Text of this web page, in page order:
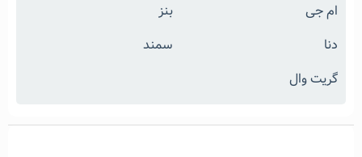
ام جی
بنز
دنا
سمند
گریت وال